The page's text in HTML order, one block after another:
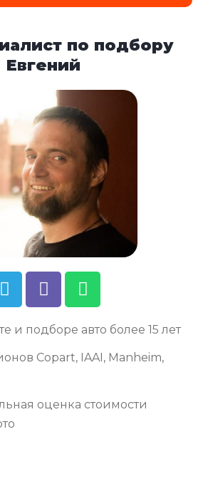
по подбору
Евгений
и подборе авто более 15 лет
Copart, IAAI, Manheim,
оценка стоимости